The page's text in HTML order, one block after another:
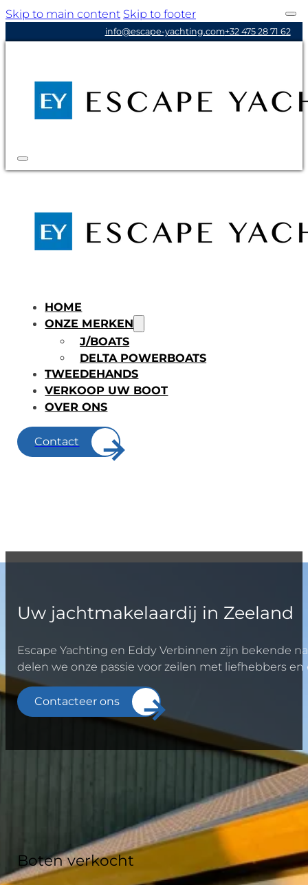
Skip to main content Skip to footer
info@escape-yachting.com+32 475 28 71 62
HOME
ONZE MERKEN
J/BOATS
DELTA POWERBOATS
TWEEDEHANDS
VERKOOP UW BOOT
OVER ONS
Contact
Uw jachtmakelaardij in Zeeland
Escape Yachting en Eddy Verbinnen zijn bekende
delen we onze passie voor zeilen met liefhebbers
Contacteer ons
+
Boten verkocht